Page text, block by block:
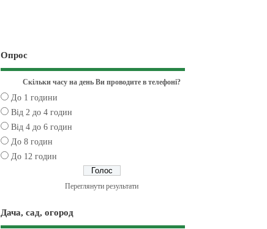
Опрос
Скільки часу на день Ви проводите в телефоні?
До 1 години
Від 2 до 4 годин
Від 4 до 6 годин
До 8 годин
До 12 годин
Переглянути результати
Дача, сад, огород